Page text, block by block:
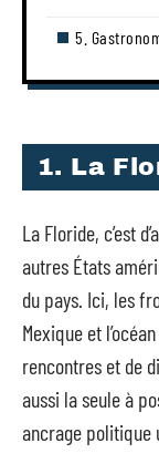
5.
1. La
La Floride, c’est
autres États
du pays. Ici, les
Mexique et
rencontres et de
aussi la seule à
ancrage politique